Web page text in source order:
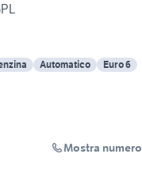
Automatico Euro 6
Mostra numero